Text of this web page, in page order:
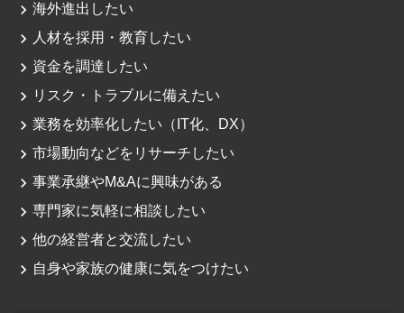
navigate_next 海外進出したい
navigate_next 人材を採用・教育したい
navigate_next 資金を調達したい
navigate_next リスク・トラブルに備えたい
navigate_next 業務を効率化したい（IT化、DX）
navigate_next 市場動向などをリサーチしたい
navigate_next 事業承継やM&Aに興味がある
navigate_next 専門家に気軽に相談したい
navigate_next 他の経営者と交流したい
navigate_next 自身や家族の健康に気をつけたい